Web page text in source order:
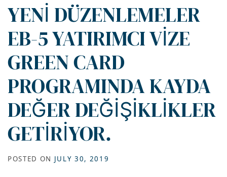
YENİ DÜZENLEMELER
EB-5 YATIRIMCI VİZE
GREEN CARD
PROGRAMINDA KAYDA
DEĞER DEĞİŞİKLİKLER
GETİRİYOR.
POSTED ON JULY 30, 2019